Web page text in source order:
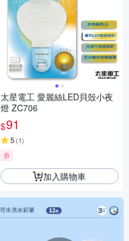
太星電工 愛麗絲LED貝殼小夜
燈 ZC706
$91
5 (1)
券
加入購物車